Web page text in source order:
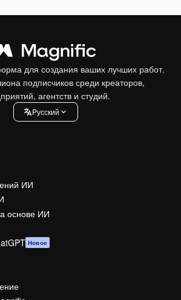
для создания ваших лучших работ.
подписчиков среди креаторов,
агентств и студий.
Pусский
ИИ
основе ИИ
Новое